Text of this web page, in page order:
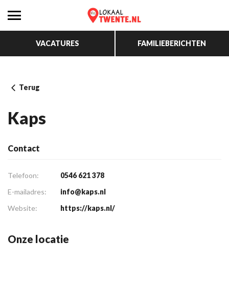
VACATURES FAMILIEBERICHTEN
Terug
Kaps
Contact
Telefoon:
0546 621 378
E-mailadres:
info@kaps.nl
Website:
https://kaps.nl/
Onze locatie